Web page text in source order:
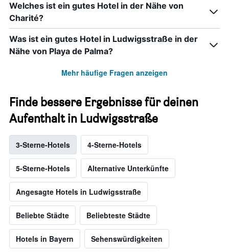
Welches ist ein gutes Hotel in der Nähe von
Charité?
Was ist ein gutes Hotel in Ludwigsstraße in der
Nähe von Playa de Palma?
Mehr häufige Fragen anzeigen
Finde bessere Ergebnisse für deinen
Aufenthalt in Ludwigsstraße
3-Sterne-Hotels 4-Sterne-Hotels
5-Sterne-Hotels Alternative Unterkünfte
Angesagte Hotels in Ludwigsstraße
Beliebte Städte Beliebteste Städte
Hotels in Bayern Sehenswürdigkeiten